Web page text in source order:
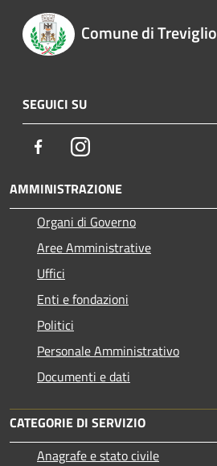
Comune di Treviglio
SEGUICI SU
FacebookInstagram
AMMINISTRAZIONE
Organi di Governo
Aree Amministrative
Uffici
Enti e fondazioni
Politici
Personale Amministrativo
Documenti e dati
CATEGORIE DI SERVIZIO
Anagrafe e stato civile